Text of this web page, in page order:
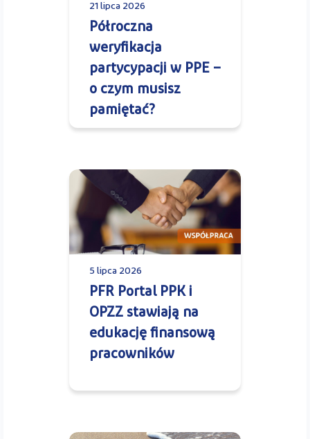
21 lipca 2026
Półroczna
weryfikacja
partycypacji w PPE –
o czym musisz
pamiętać?
5 lipca 2026
PFR Portal PPK i
OPZZ stawiają na
edukację finansową
pracowników